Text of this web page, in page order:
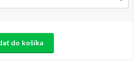
do košíka